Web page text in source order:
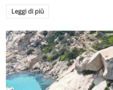
Leggi di più